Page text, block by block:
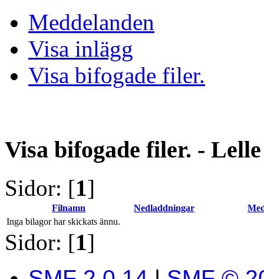
Meddelanden
Visa inlägg
Visa bifogade filer.
Visa bifogade filer. - Lelle
Sidor: [1]
Filnamn Nedladdningar
Inga bilagor har skickats ännu.
Sidor: [1]